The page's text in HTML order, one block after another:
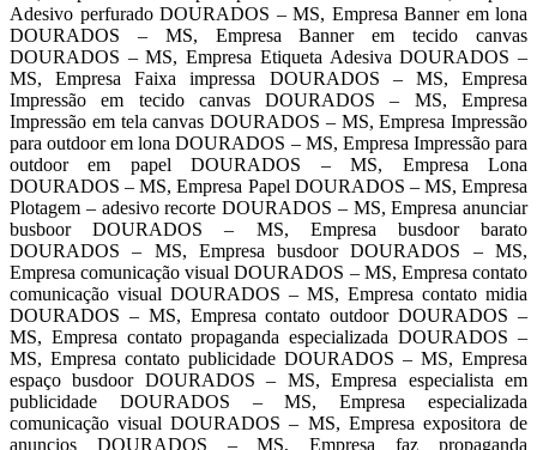
Adesivo perfurado DOURADOS – MS, Empresa Banner em lona
DOURADOS – MS, Empresa Banner em tecido canvas
DOURADOS – MS, Empresa Etiqueta Adesiva DOURADOS –
MS, Empresa Faixa impressa DOURADOS – MS, Empresa
Impressão em tecido canvas DOURADOS – MS, Empresa
Impressão em tela canvas DOURADOS – MS, Empresa Impressão
para outdoor em lona DOURADOS – MS, Empresa Impressão para
outdoor em papel DOURADOS – MS, Empresa Lona
DOURADOS – MS, Empresa Papel DOURADOS – MS, Empresa
Plotagem – adesivo recorte DOURADOS – MS, Empresa anunciar
busboor DOURADOS – MS, Empresa busdoor barato
DOURADOS – MS, Empresa busdoor DOURADOS – MS,
Empresa comunicação visual DOURADOS – MS, Empresa contato
comunicação visual DOURADOS – MS, Empresa contato midia
DOURADOS – MS, Empresa contato outdoor DOURADOS –
MS, Empresa contato propaganda especializada DOURADOS –
MS, Empresa contato publicidade DOURADOS – MS, Empresa
espaço busdoor DOURADOS – MS, Empresa especialista em
publicidade DOURADOS – MS, Empresa especializada
comunicação visual DOURADOS – MS, Empresa expositora de
anuncios DOURADOS – MS, Empresa faz propaganda